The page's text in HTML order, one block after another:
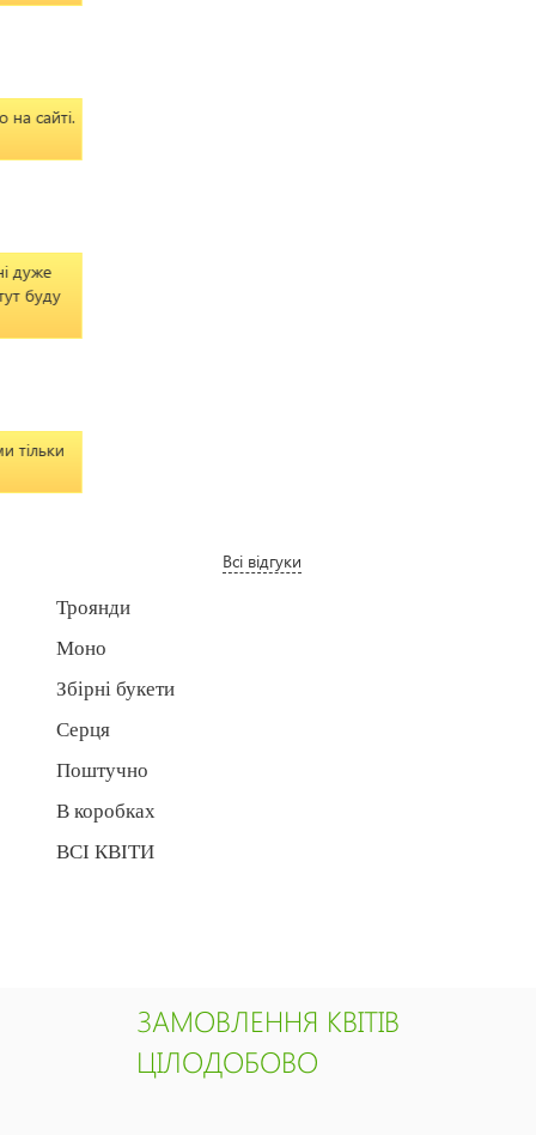
Всі відгуки
Троянди
Моно
Збірні букети
Серця
Поштучно
В коробках
ВСІ КВІТИ
ЗАМОВЛЕННЯ КВІТІВ
ЦІЛОДОБОВО